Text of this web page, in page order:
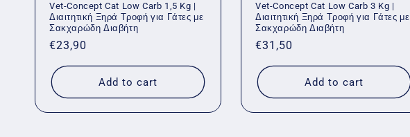
Vet-Concept Cat Low Carb 1,5 Kg |
Διαιτητική Ξηρά Τροφή για Γάτες με
Σακχαρώδη Διαβήτη
Regular
price
€23,90
Add to cart
Vet-Concept Cat Low Carb 3 Kg |
Διαιτητική Ξηρά Τροφή για Γάτες με
Σακχαρώδη Διαβήτη
Regular
price
€31,50
Add to cart